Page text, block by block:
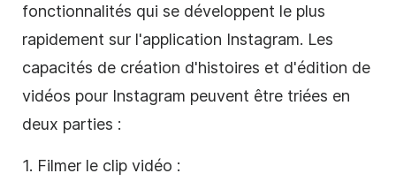
fonctionnalités qui se développent le plus
rapidement sur l'application Instagram. Les
capacités de création d'histoires et d'édition de
vidéos pour Instagram peuvent être triées en
deux parties :
1. Filmer le clip vidéo :